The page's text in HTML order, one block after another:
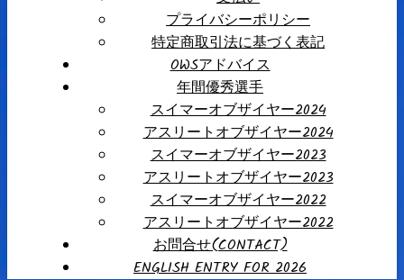
プライバシーポリシー
特定商取引法に基づく表記
OWSアドバイス
年間優秀選手
スイマーオブザイヤー2024
アスリートオブザイヤー2024
スイマーオブザイヤー2023
アスリートオブザイヤー2023
スイマーオブザイヤー2022
アスリートオブザイヤー2022
お問合せ(CONTACT)
ENGLISH ENTRY FOR 2026